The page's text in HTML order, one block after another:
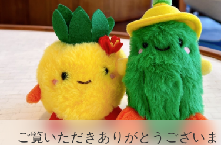
ご覧いただきありがとうございま